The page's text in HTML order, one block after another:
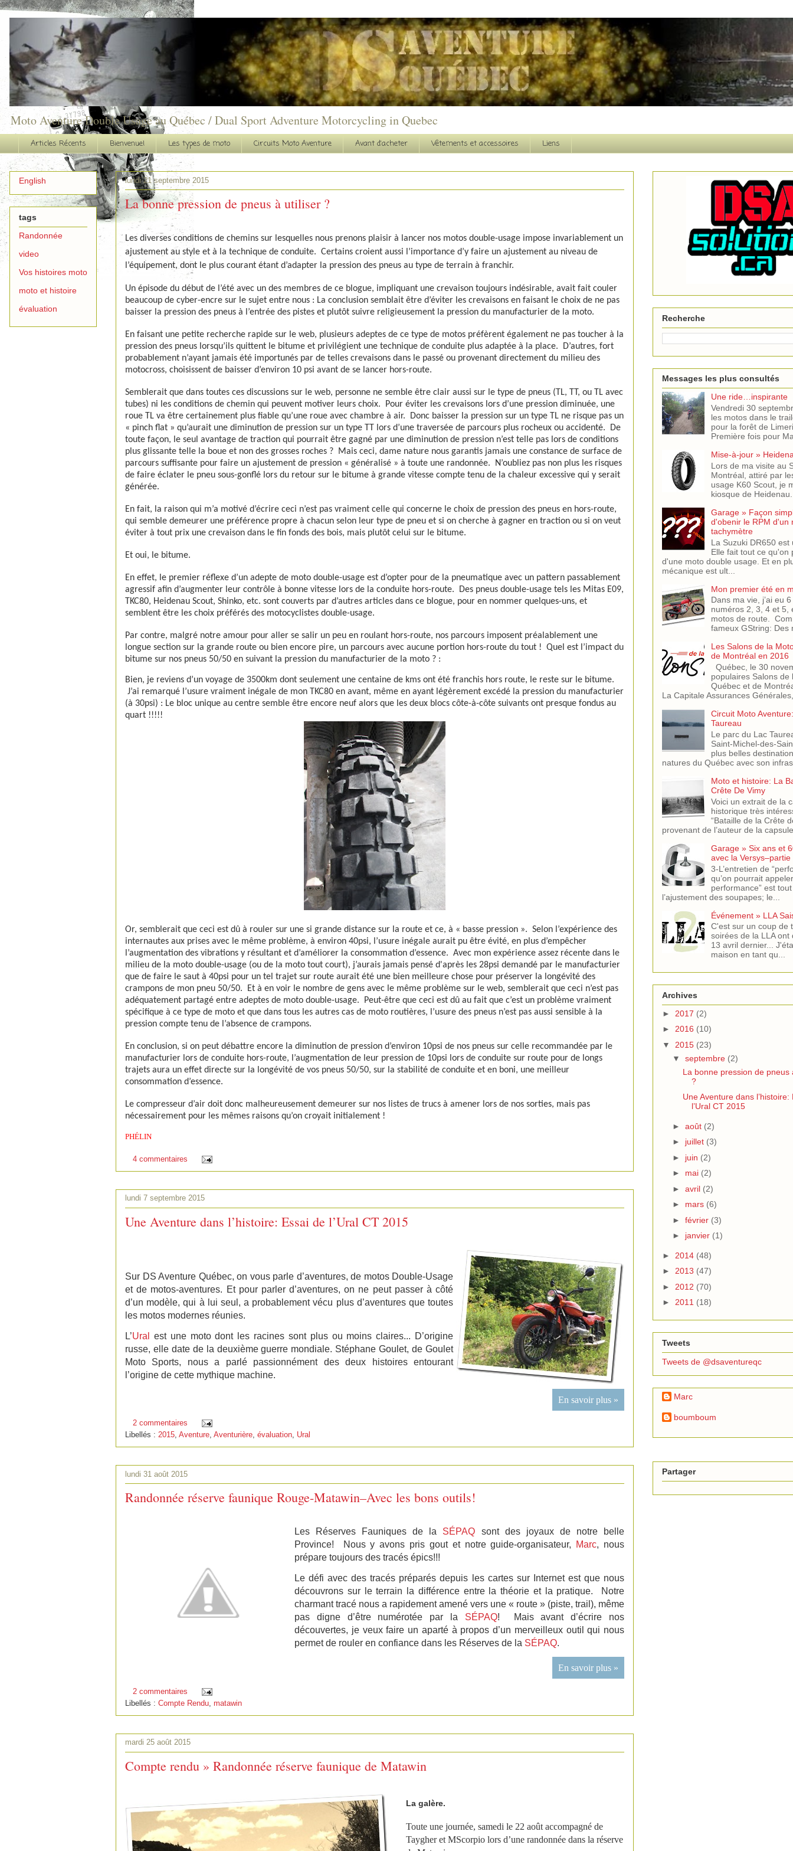
Moto Aventure Double Usage au Québec / Dual Sport Adventure Motorcycling in Quebec
Articles Récents Bienvenue! Les types de moto Circuits Moto Aventure Avant d'acheter Vêtements et accessoires Liens
lundi 21 septembre 2015
La bonne pression de pneus à utiliser ?
Les diverses conditions de chemins sur lesquelles nous prenons plaisir à lancer nos motos double-usage impose invariablement un
ajustement au style et à la technique de conduite. Certains croient aussi l’importance d’y faire un ajustement au niveau de
l’équipement, dont le plus courant étant d’adapter la pression des pneus au type de terrain à franchir.
Un épisode du début de l’été avec un des membres de ce blogue, impliquant une crevaison toujours indésirable, avait fait couler
beaucoup de cyber-encre sur le sujet entre nous : La conclusion semblait être d’éviter les crevaisons en faisant le choix de ne pas
baisser la pression des pneus à l’entrée des pistes et plutôt suivre religieusement la pression du manufacturier de la moto.
En faisant une petite recherche rapide sur le web, plusieurs adeptes de ce type de motos préfèrent également ne pas toucher à la
pression des pneus lorsqu’ils quittent le bitume et privilégient une technique de conduite plus adaptée à la place.
D’autres, fort
probablement n’ayant jamais été importunés par de telles crevaisons dans le passé ou provenant directement du milieu des
motocross, choisissent de baisser d’environ 10 psi avant de se lancer hors-route.
Semblerait que dans toutes ces discussions sur le web, personne ne semble être clair aussi sur le type de pneus (TL, TT, ou TL avec
tubes) ni les conditions de chemin qui peuvent motiver leurs choix.
Pour éviter les crevaisons lors d’une pression diminuée, une
roue TL va être certainement plus fiable qu’une roue avec chambre à air.
Donc baisser la pression sur un type TL ne risque pas un
« pinch flat » qu’aurait une diminution de pression sur un type TT lors d’une traversée de parcours plus rocheux ou accidenté.
De
toute façon, le seul avantage de traction qui pourrait être gagné par une diminution de pression n’est telle pas lors de conditions
plus glissante telle la boue et non des grosses roches ? Mais ceci, dame nature nous garantis jamais une constance de surface de
parcours suffisante pour faire un ajustement de pression « généralisé » à toute une randonnée.
N’oubliez pas non plus les risques
de faire éclater le pneu sous-gonflé lors du retour sur le bitume à grande vitesse compte tenu de la chaleur excessive qui y serait
générée.
En fait, la raison qui m’a motivé d’écrire ceci n’est pas vraiment celle qui concerne le choix de pression des pneus en hors-route,
qui semble demeurer une préférence propre à chacun selon leur type de pneu et si on cherche à gagner en traction ou si on veut
éviter à tout prix une crevaison dans le fin fonds des bois, mais plutôt celui sur le bitume.
Et oui, le bitume.
En effet, le premier réflexe d’un adepte de moto double-usage est d’opter pour de la pneumatique avec un pattern passablement
agressif afin d’augmenter leur contrôle à bonne vitesse lors de la conduite hors-route.
Des pneus double-usage tels les Mitas E09,
TKC80, Heidenau Scout, Shinko, etc. sont couverts par d’autres articles dans ce blogue, pour en nommer quelques-uns, et
semblent être les choix préférés des motocyclistes double-usage.
Par contre, malgré notre amour pour aller se salir un peu en roulant hors-route, nos parcours imposent préalablement une
longue section sur la grande route ou bien encore pire, un parcours avec aucune portion hors-route du tout ! Quel est l’impact du
bitume sur nos pneus 50/50 en suivant la pression du manufacturier de la moto ? :
Bien, je reviens d’un voyage de 3500km dont seulement une centaine de kms ont été franchis hors route, le reste sur le bitume.
J’ai remarqué l’usure vraiment inégale de mon TKC80 en avant, même en ayant légèrement excédé la pression du manufacturier
(à 30psi) : Le bloc unique au centre semble être encore neuf alors que les deux blocs côte-à-côte suivants ont presque fondus au
quart !!!!!
Or, semblerait que ceci est dû à rouler sur une si grande distance sur la route et ce, à « basse pression ». Selon l’expérience des
internautes aux prises avec le même problème, à environ 40psi, l’usure inégale aurait pu être évité, en plus d’empêcher
l’augmentation des vibrations y résultant et d’améliorer la consommation d’essence. Avec mon expérience assez récente dans le
milieu de la moto double-usage (ou de la moto tout court), j’aurais jamais pensé d'après les 28psi demandé par le manufacturier
que de faire le saut à 40psi pour un tel trajet sur route aurait été une bien meilleure chose pour préserver la longévité des
crampons de mon pneu 50/50.
Et à en voir le nombre de gens avec le même problème sur le web, semblerait que ceci n’est pas
adéquatement partagé entre adeptes de moto double-usage.
Peut-être que ceci est dû au fait que c’est un problème vraiment
spécifique à ce type de moto et que dans tous les autres cas de moto routières, l’usure des pneus n’est pas aussi sensible à la
pression compte tenu de l’absence de crampons.
En conclusion, si on peut débattre encore la diminution de pression d’environ 10psi de nos pneus sur celle recommandée par le
manufacturier lors de conduite hors-route, l’augmentation de leur pression de 10psi lors de conduite sur route pour de longs
trajets aura un effet directe sur la longévité de vos pneus 50/50, sur la stabilité de conduite et en boni, une meilleur
consommation d’essence.
Le compresseur d’air doit donc malheureusement demeurer sur nos listes de trucs à amener lors de nos sorties, mais pas
nécessairement pour les mêmes raisons qu’on croyait initialement !
PHÉLIN
4 commentaires
lundi 7 septembre 2015
Une Aventure dans l’histoire: Essai de l’Ural CT 2015
Sur DS Aventure Québec, on vous parle d’aventures, de motos Double-Usage
et de motos-aventures. Et pour parler d’aventures, on ne peut passer à côté
d’un modèle, qui à lui seul, a probablement vécu plus d’aventures que toutes
les motos modernes réunies.
L’Ural
est une moto dont les racines sont plus ou moins claires... D’origine
russe, elle date de la deuxième guerre mondiale. Stéphane Goulet, de Goulet
Moto Sports, nous a parlé passionnément des deux histoires entourant
l’origine de cette mythique machine.
En savoir plus »
2 commentaires
Libellés : 2015, Aventure, Aventurière, évaluation, Ural
lundi 31 août 2015
Randonnée réserve faunique Rouge-Matawin–Avec les bons outils!
Les Réserves Fauniques de la SÉPAQ sont des joyaux de notre belle
Province! Nous y avons pris gout et notre guide-organisateur,
Marc, nous
prépare toujours des tracés épics!!!
Le défi avec des tracés préparés depuis les cartes sur Internet est que nous
découvrons sur le terrain la différence entre la théorie et la pratique. Notre
charmant tracé nous a rapidement amené vers une « route » (piste, trail), même
pas digne d’être numérotée par la SÉPAQ! Mais avant d’écrire nos
découvertes, je veux faire un aparté à propos d’un merveilleux outil qui nous
permet de rouler en confiance dans les Réserves de la SÉPAQ.
En savoir plus »
2 commentaires
Libellés : Compte Rendu matawin
mardi 25 août 2015
Compte rendu » Randonnée réserve faunique de Matawin
La galère.
Toute une journée, samedi le 22 août accompagné de
Taygher et MScorpio lors d’une randonnée dans la réserve
English
tags
Randonnée
video
Vos histoires moto
moto et histoire
évaluation
Recherche
Messages les plus consultés
Une ride…inspirante
Vendredi 30
les motos dans le
pour la forêt de
Première fois pour
Mise-à-jour »
Lors de ma visite au
Montréal, attiré par
usage K60 Scout, je
kiosque de Heidenau.
Garage » Façon
d'obenir le RPM d'un
tachymètre
La Suzuki DR650
Elle fait tout ce qu'on
d'une moto double usage. Et en
mécanique est ult...
Mon premier été en
Dans ma vie, j’ai eu
numéros 2, 3, 4 et 5,
motos de route.
fameux GString: Des
Les Salons de la
de Montréal en 2016
Québec, le 30
populaires Salons de
Québec et de
La Capitale Assurances
Circuit Moto
Taureau
Le parc du Lac
Saint-Michel-des-
plus belles
natures du Québec avec son
Moto et histoire: La
Crête De Vimy
Voici un extrait de la
historique très
“Bataille de la Crête
provenant de l’auteur de la
Garage » Six ans et
avec la Versys–partie
3-L’entretien de
qu’on pourrait
performance” est
l’ajustement des soupapes; le...
Événement » LLA
C'est sur un coup de
soirées de la LLA ont
13 avril dernier...
maison en tant qu...
Archives
► 2017 (2)
► 2016 (10)
▼ 2015 (23)
▼ septembre (2)
La bonne pression de pneus
?
Une Aventure dans l’histoire:
l’Ural CT 2015
► août (2)
► juillet (3)
► juin (2)
► mai (2)
► avril (2)
► mars (6)
► février (3)
► janvier (1)
► 2014 (48)
► 2013 (47)
► 2012 (70)
► 2011 (18)
Tweets
Tweets de @dsaventureqc
Marc
boumboum
Partager